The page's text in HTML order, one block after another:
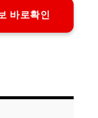
바로확인